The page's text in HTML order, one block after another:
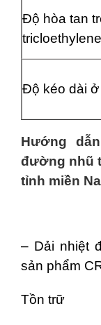
Độ hòa tan
Độ kéo dài ở
Hướng
đường nhũ
tỉnh miền
– Dải nhiệt
sản phẩm
Tồn